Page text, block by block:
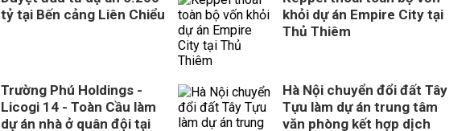
tỷ tại Bến cảng Liên Chiểu
khỏi dự án Empire City tại
Thủ Thiêm
Trường Phú Holdings -
Licogi 14 - Toàn Cầu làm
dự án nhà ở quân đội tại
Hà Nội chuyển đổi đất Tây
Tựu làm dự án trung tâm
văn phòng kết hợp dịch